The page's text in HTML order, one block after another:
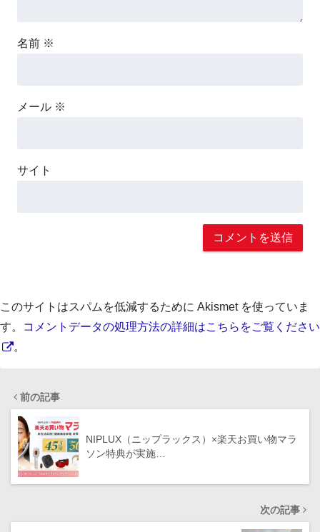
名前 ※
メール ※
サイト
このサイトはスパムを低減するために Akismet を使っていま
す。
コメントデータの処理方法の詳細はこちらをご覧ください
。
前の記事
NIPLUX（ニップラックス）×楽天お買い物マラ
ソン特典が実施…
次の記事